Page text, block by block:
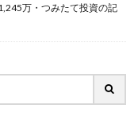
万・つみたて投資の記